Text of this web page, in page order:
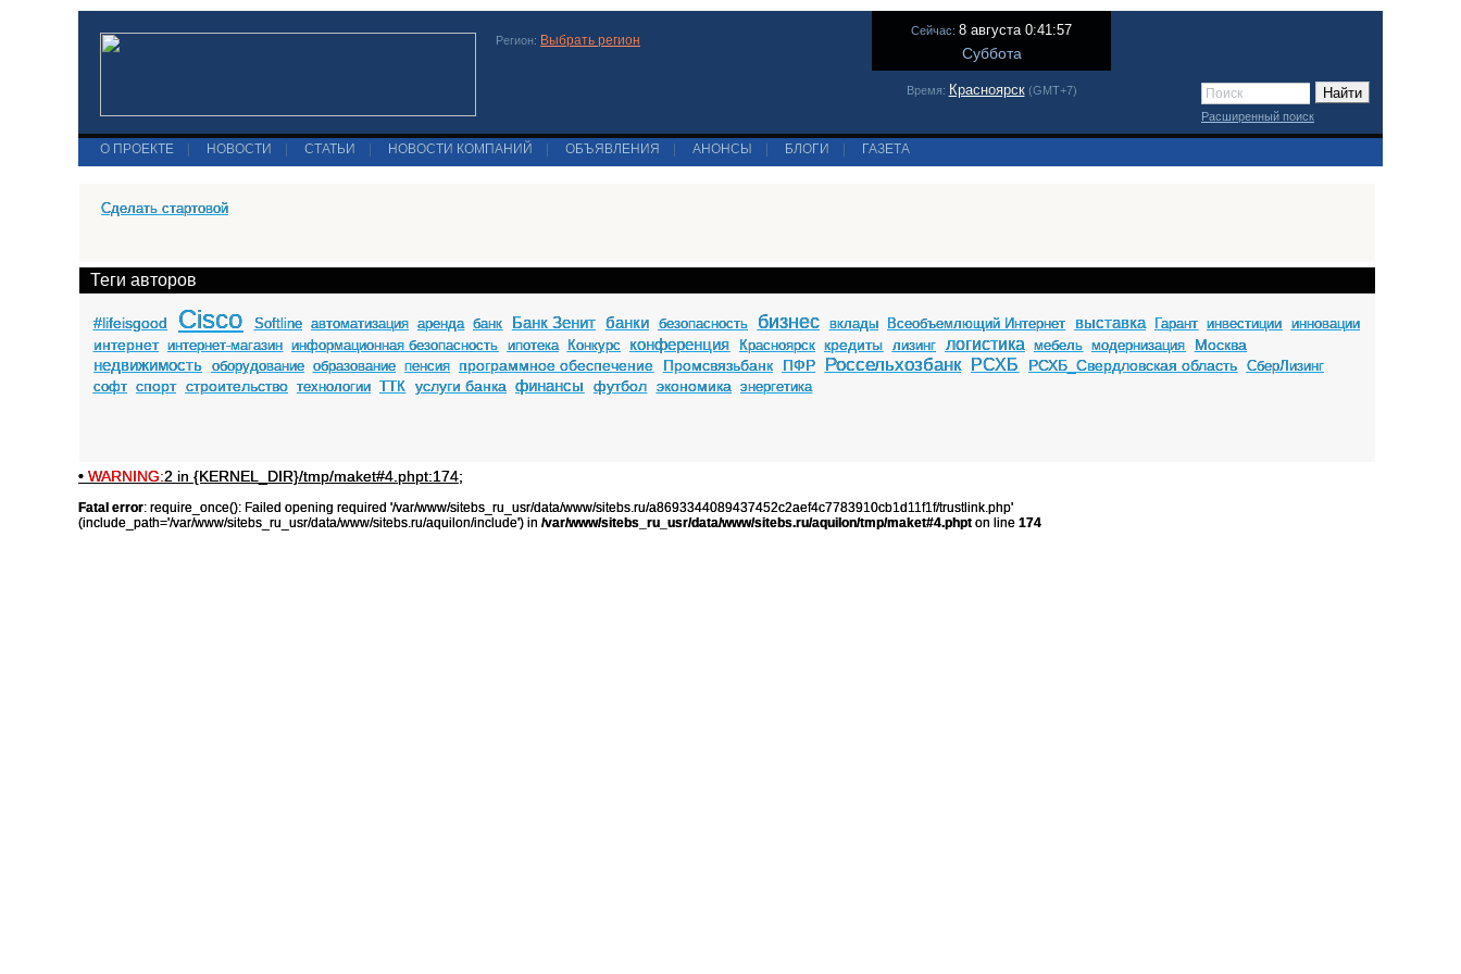
Регион: Выбрать регион
Сейчас: 8 августа 0:41:57
Суббота
Время: Красноярск(GMT+7)
Расширенный поиск
О ПРОЕКТЕ НОВОСТИ СТАТЬИ НОВОСТИ КОМПАНИЙ ОБЪЯВЛЕНИЯ АНОНСЫ БЛОГИ ГАЗЕТА
Сделать стартовой
Теги авторов
#lifeisgood Cisco Softline автоматизация аренда банк Банк Зенит банки безопасность бизнес вклады Всеобъемлющий Интернет выставка Гарант инвестиции инновации
интернет интернет-магазин информационная безопасность ипотека Конкурс конференция Красноярск кредиты лизинг логистика мебель модернизация Москва
недвижимость оборудование образование пенсия программное обеспечение Промсвязьбанк ПФР Россельхозбанк РСХБ РСХБ_Свердловская область СберЛизинг
софт спорт строительство технологии ТТК услуги банка финансы футбол экономика энергетика
• WARNING:2 in {KERNEL_DIR}/tmp/maket#4.phpt:174;
Fatal error: require_once(): Failed opening required '/var/www/sitebs_ru_usr/data/www/sitebs.ru/a8693344089437452c2aef4c7783910cb1d11f1f/trustlink.php'
(include_path='/var/www/sitebs_ru_usr/data/www/sitebs.ru/aquilon/include') in /var/www/sitebs_ru_usr/data/www/sitebs.ru/aquilon/tmp/maket#4.phpt on line 174